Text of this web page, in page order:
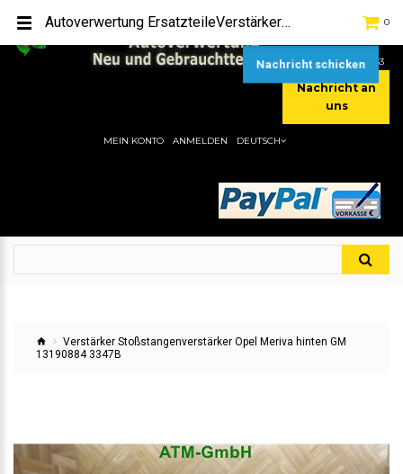
[+49] (0) 2232-5205
[+49] (0) 177 / 4080033
Nachricht an
uns
0
MEIN KONTO ANMELDEN DEUTSCH
Verstärker Stoßstangenverstärker Opel Meriva hinten GM
13190884 3347B
Autoverwertung ErsatzteileVerstärker Stoßstangenverstärker Opel Meriva hinten GM 13190884 3347BHier gibt es viele Autoersatzteile, günstigen Preise, gute Qualität
Nachricht schicken